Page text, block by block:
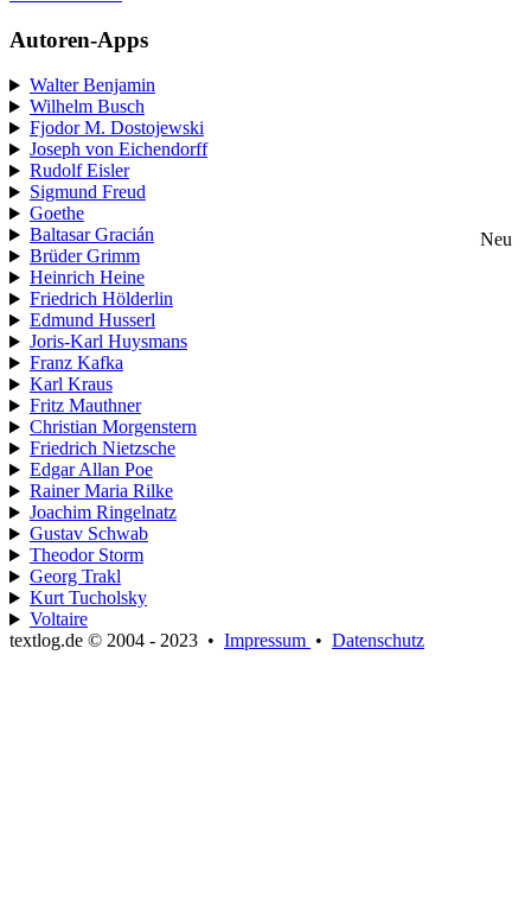
Autoren-Apps
Walter Benjamin
Wilhelm Busch
Fjodor M. Dostojewski
Joseph von Eichendorff
Rudolf Eisler
Sigmund Freud
Goethe
Baltasar Gracián
Neu
Brüder Grimm
Heinrich Heine
Friedrich Hölderlin
Edmund Husserl
Joris-Karl Huysmans
Franz Kafka
Karl Kraus
Fritz Mauthner
Christian Morgenstern
Friedrich Nietzsche
Edgar Allan Poe
Rainer Maria Rilke
Joachim Ringelnatz
Gustav Schwab
Theodor Storm
Georg Trakl
Kurt Tucholsky
Voltaire
textlog.de © 2004 - 2023 • Impressum • Datenschutz